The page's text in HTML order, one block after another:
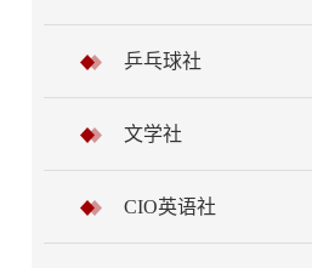
乒乓球社
文学社
CIO英语社